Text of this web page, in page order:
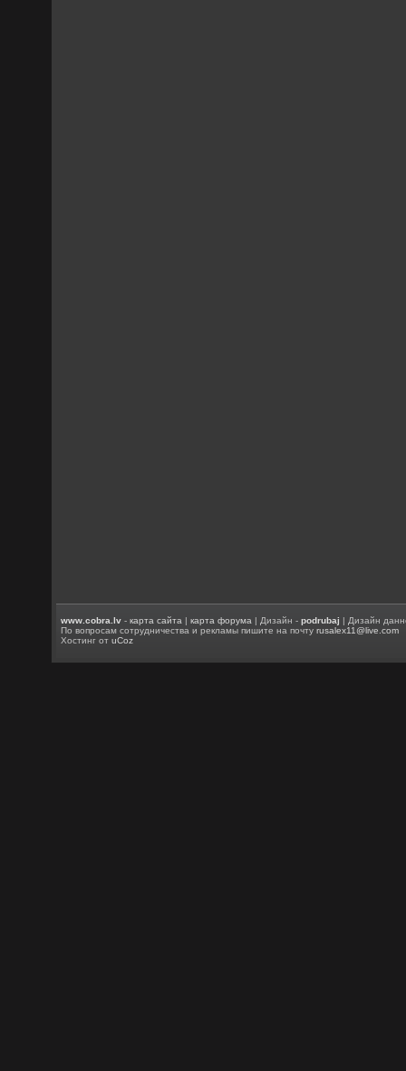
www.cobra.lv -карта сайта |карта форума | Дизайн -podrubaj | Дизайн
По вопросам сотрудничества и рекламы пишите на почтуrusalex11@live.com
Хостинг отuCoz